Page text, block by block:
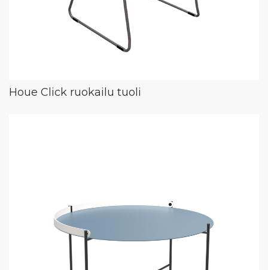
Houe Click ruokailu tuoli